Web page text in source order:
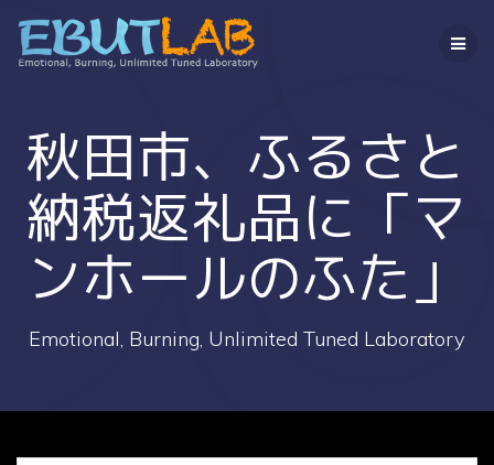
ン
テ
ス
キ
ッ
プ
秋田市、ふるさと
納税返礼品に「マ
ンホールのふた」
Emotional, Burning, Unlimited Tuned Laboratory